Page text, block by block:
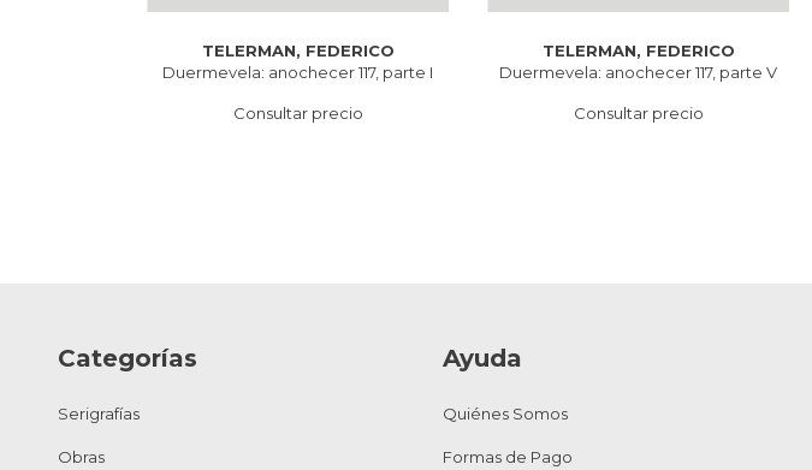
TELERMAN, FEDERICO
Duermevela: anochecer 117, parte I
Consultar precio
TELERMAN, FEDERICO
Duermevela: anochecer 117, parte V
Consultar precio
Categorías
Serigrafías
Obras
Ayuda
Quiénes Somos
Formas de Pago